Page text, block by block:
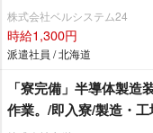
株式会社ベルシステム24
時給1,300円
派遣社員 / 北海道
「寮完備」半導体製
作業。/即入寮/製造・